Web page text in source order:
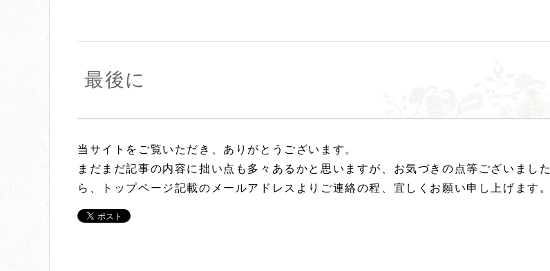
最後に
当サイトをご覧いただき、ありがとうございます。
まだまだ記事の内容に拙い点も多々あるかと思いますが、お気づきの点等ございました
ら、トップページ記載のメールアドレスよりご連絡の程、宜しくお願い申し上げます。